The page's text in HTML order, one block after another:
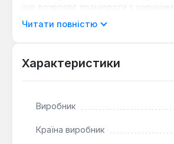
що дозволяє працювати з широким
завдань. Швидкозатискний патрон
крутного моменту можна
Функція реверсу спрощує
Вбудована світлодіодна підсвітка
Читати повністю
Характеристики
Виробник
Країна виробник